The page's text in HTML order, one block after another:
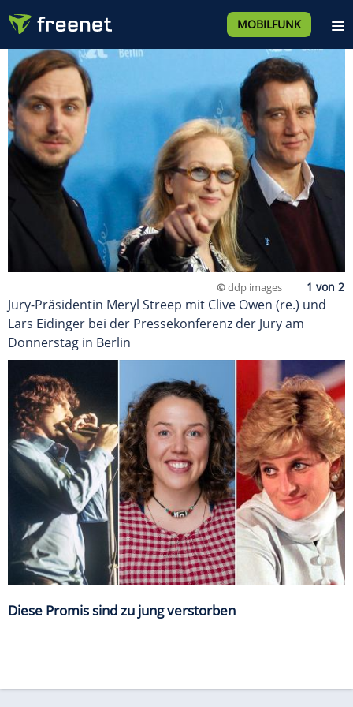
MOBILFUNK
©ddp images
Jury-Präsidentin Meryl Streep mit Clive Owen (re.) und
Lars Eidinger bei der Pressekonferenz der Jury am
Donnerstag in Berlin
Diese Promis sind zu jung verstorben